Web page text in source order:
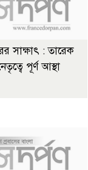
সাক্ষাৎ : তারেক
পূর্ণ আস্থা